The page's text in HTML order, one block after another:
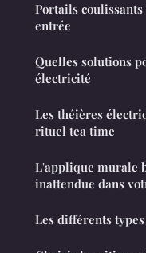
Portails
entrée
Quelles solutions
électricité
Les théières
rituel tea time
L'applique murale
inattendue dans
Les différents